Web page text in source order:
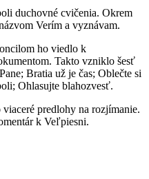
duchovné cvičenia. Okrem
Verím a vyznávam.
ho viedlo k
Takto vzniklo šesť
Bratia už je čas; Oblečte si
Ohlasujte blahozvesť.
predlohy na rozjímanie.
k Veľpiesni.